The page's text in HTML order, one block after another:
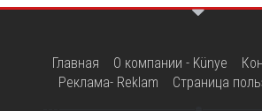
Главная О компании - Künye
Реклама- Reklam
Страница